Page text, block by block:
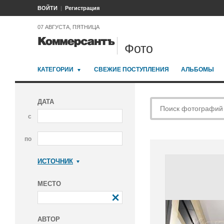
ВОЙТИ Регистрация
07 АВГУСТА, ПЯТНИЦА
Фото
КАТЕГОРИИ СВЕЖИЕ ПОСТУПЛЕНИЯ АЛЬБОМЫ
ДАТА
с
по
ИСТОЧНИК
МЕСТО
АВТОР